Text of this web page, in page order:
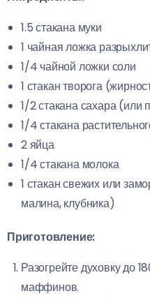
1.5 стакана муки
1 чайная ложка
1/4 чайной ложки соли
1 стакан творога
1/2 стакана сахара (или
1/4 стакана
2 яйца
1/4 стакана молока
1 стакан свежих или
малина, клубника)
Приготовление:
Разогрейте духовку до
маффинов.